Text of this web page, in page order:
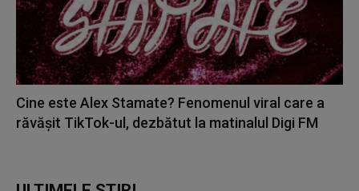
Cine este Alex Stamate? Fenomenul viral care a
răvășit TikTok-ul, dezbătut la matinalul Digi FM